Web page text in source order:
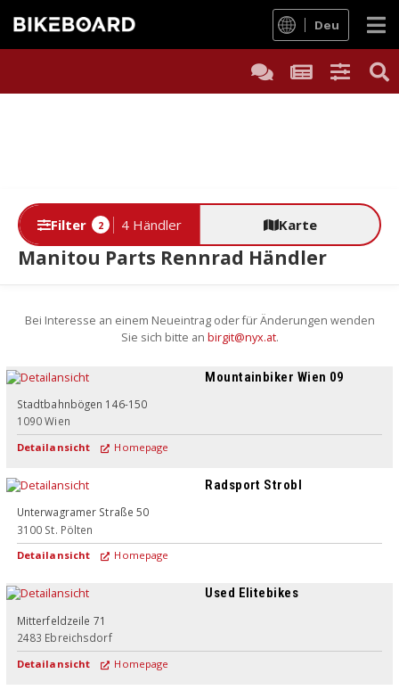
Deu
Filter 2 4 Händler Karte
Manitou Parts Rennrad Händler
Bei Interesse an einem Neueintrag oder für Änderungen wenden
Sie sich bitte an birgit@nyx.at.
Mountainbiker Wien 09
Stadtbahnbögen 146-150
1090 Wien
Detailansicht Homepage
Radsport Strobl
Unterwagramer Straße 50
3100 St. Pölten
Detailansicht Homepage
Used Elitebikes
Mitterfeldzeile 71
2483 Ebreichsdorf
Detailansicht Homepage